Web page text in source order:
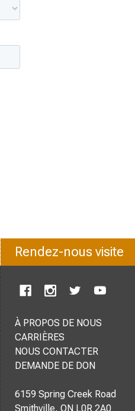
Rendez-nous visite
À PROPOS DE NOUS
CARRIÈRES
NOUS CONTACTER
DEMANDE DE DON
6159 Spring Creek Road
Smithville, ON L0R 2A0